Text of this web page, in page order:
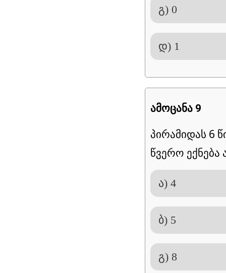
გ) 0
დ) 1
ამოცანა 9
პირამიდას 6
წვერო ექნება
ა) 4
ბ) 5
გ) 8